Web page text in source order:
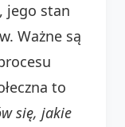
jego stan
Ważne są
to
się, jakie